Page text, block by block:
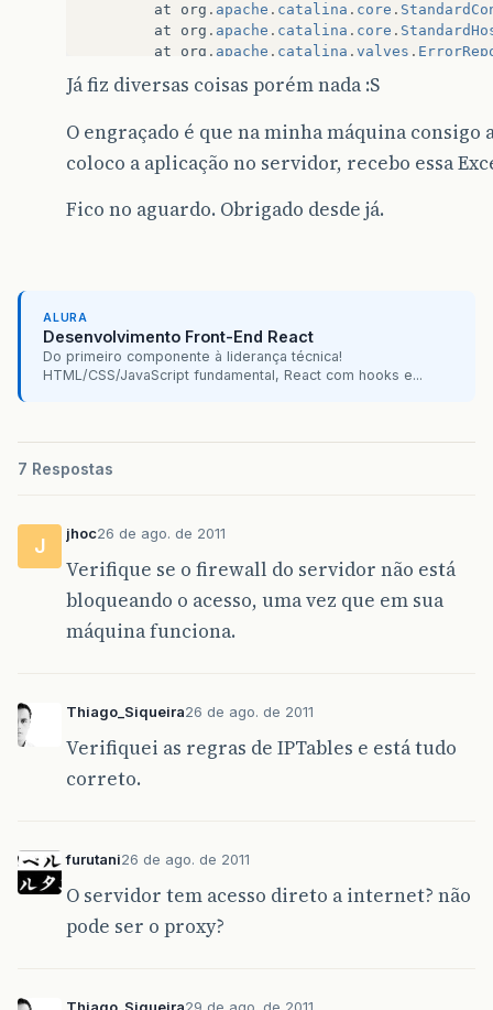
at
org . apache . catalina . core .
at
org . apache . catalina . core .
at
org . apache . catalina . valves .
catalina .
at
org.apache.catalina.connector
at
org.apache.coyote.http11.
at
org .apache .tomcat . util.net
at
java run
javax xml . WebServiceException
http :// ws.correios.com.br/calculador/
at
com. sun.xml.ws.client
at com. sun.xml. ws.spi.
ws
Já fiz diversas coisas porém nada :S
O engraçado é que na minha máquina
coloco a aplicação no servidor, recebo essa
Fico no aguardo. Obrigado desde já.
ALURA
Desenvolvimento Front-End React
Do primeiro componente à liderança técnica!
HTML/CSS/JavaScript fundamental, React com hooks e...
7 Respostas
J
jhoc26 de ago. de 2011
Verifique se o firewall do servidor não está
bloqueando o acesso, uma vez que em sua
máquina funciona.
Thiago_Siqueira26 de ago. de 2011
Verifiquei as regras de IPTables e está tudo
correto.
furutani26 de ago. de 2011
O servidor tem acesso direto a internet? não
pode ser o proxy?